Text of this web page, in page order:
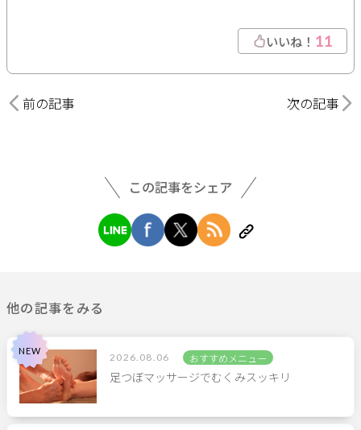
いいね！ 11
前の記事 次の記事
この記事をシェア
他の記事をみる
2026.08.06 おすすめメニュー
足つぼマッサージでむくみスッキリ